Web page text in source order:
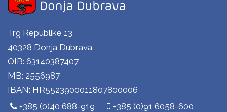
Trg Republike 13
40328 Donja Dubrava
OIB: 63140387407
MB: 2556987
IBAN: HR5523900011807800006
+385 (0)40 688-919
+385 (0)91 6058-600